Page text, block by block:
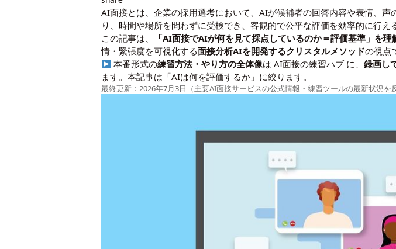
AI面接とは、企業の採用選考において、AIが候補者の回答内容や表情、
り、時間や場所を問わずに受検でき、客観的で公平な評価を効率的に行え
この記事は、
「AI面接でAIが何を見て採点しているのか＝評価基準」を
情・緊張度を可視化する面接分析AIを開発するクリスタルメソッドの視点
本番形式の練習方法・やり方の全体像はAI面接の練習ハブ に、録画し
ます。本記事は「AIは何を評価するか」に絞ります。
最終更新：2026年7月3日（主要AI面接サービスの公式情報・練習ツールの最新状況を